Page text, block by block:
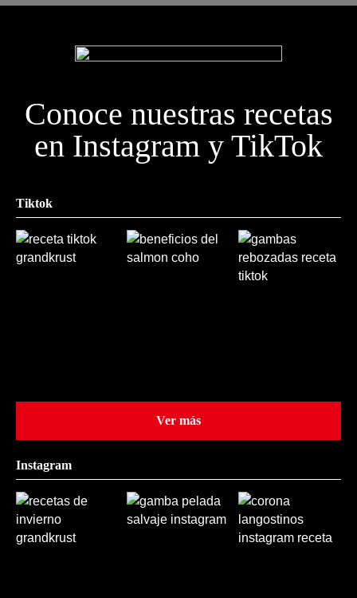
Conoce nuestras recetas
en Instagram y TikTok
Tiktok
Ver más
Instagram